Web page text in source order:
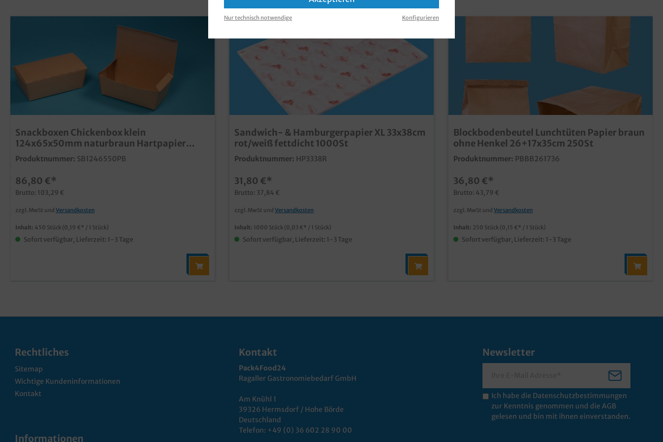
Snackboxen Chickenbox klein
124x65x50mm naturbraun Hartpapier
450St
Produktnummer: SB1246550PB
86,80 €*
Brutto: 103,29 €
zzgl. MwSt und Versandkosten
Inhalt: 450 Stück (0,19 €* / 1 Stück)
Sofort verfügbar, Lieferzeit: 1-3 Tage
Sandwich- & Hamburgerpapier XL 33x38cm
rot/weiß fettdicht 1000St
Produktnummer: HP3338R
31,80 €*
Brutto: 37,84 €
zzgl. MwSt und Versandkosten
Inhalt: 1000 Stück (0,03 €* / 1 Stück)
Sofort verfügbar, Lieferzeit: 1-3 Tage
Blockbodenbeutel Lunchtüten Papier braun
ohne Henkel 26+17x35cm 250St
Produktnummer: PBBB261736
36,80 €*
Brutto: 43,79 €
zzgl. MwSt und Versandkosten
Inhalt: 250 Stück (0,15 €* / 1 Stück)
Sofort verfügbar, Lieferzeit: 1-3 Tage
Rechtliches
Sitemap
Wichtige Kundeninformationen
Kontakt
Informationen
Kontakt
Pack4Food24
Ragaller Gastronomiebedarf GmbH
Am Knühl 1
39326 Hermsdorf / Hohe Börde
Deutschland
Telefon: +49 (0) 36 602 28 90 00
Newsletter
Ich habe die Datenschutzbestimmungen
zur Kenntnis genommen und die AGB
gelesen und bin mit ihnen einverstanden.
Nur technisch notwendige Konfigurieren